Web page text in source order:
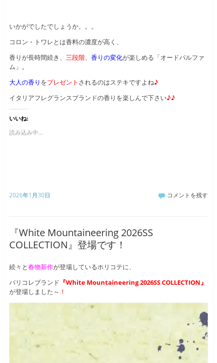
いかがでしたでしょうか。。。
コロン・トワレとは香料の濃度が高く、
香りが長時間続き、 三段階、 香りの変化が楽しめる「オードパルファ
ム」。
大人の香り をプレゼント されるのはステキですよね♪
イタリアフレグランスブランドの香りを楽しんで下さい♪♪
いいね:
読み込み中...
2026年1月30日 コメントを残す
『White Mountaineering 2026SS
COLLECTION』登場です！
続々と春物新作が登場しているホリコテに、
パリコレブランド 『White Mountaineering 2026SS COLLECTION』
が登場しました～ ！